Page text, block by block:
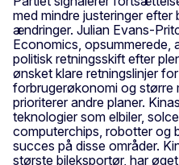
med mindre justeringer
ændringer. Julian Evans-
Economics, opsummerede,
politisk retningsskift efter
ønsket klare retningslinjer
forbrugerøkonomi og større
prioriterer andre planer.
teknologier som elbiler,
computerchips, robotter og
succes på disse områder.
største bileksportør, har